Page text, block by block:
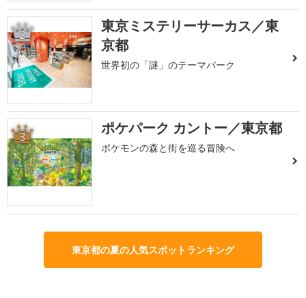
2
東京ミステリーサーカス／東
京都
世界初の「謎」のテーマパーク
3 ポケパーク カントー／東京都
ポケモンの森と街を巡る冒険へ
東京都の夏の人気スポットランキング